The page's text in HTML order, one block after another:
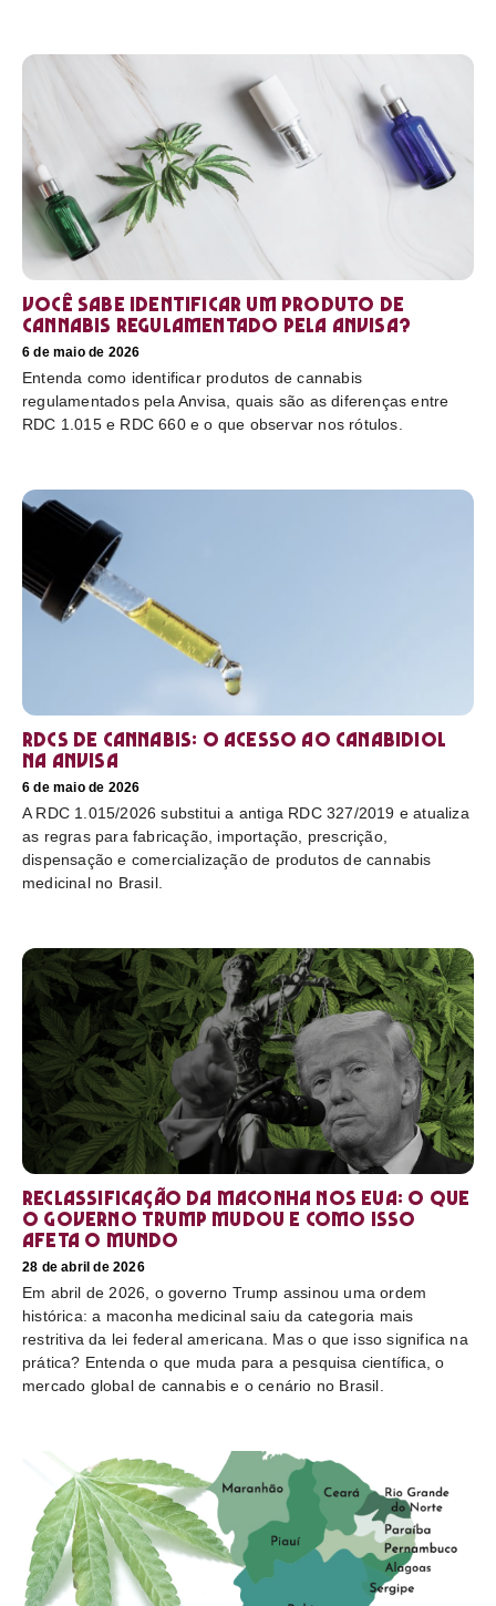
Você sabe identificar um produto de
cannabis regulamentado pela Anvisa?
6 de maio de 2026
Entenda como identificar produtos de cannabis
regulamentados pela Anvisa, quais são as diferenças entre
RDC 1.015 e RDC 660 e o que observar nos rótulos.
RDCs de cannabis: o acesso ao canabidiol
na Anvisa
6 de maio de 2026
A RDC 1.015/2026 substitui a antiga RDC 327/2019 e atualiza
as regras para fabricação, importação, prescrição,
dispensação e comercialização de produtos de cannabis
medicinal no Brasil.
Reclassificação da maconha nos EUA: o que
o governo Trump mudou e como isso
afeta o mundo
28 de abril de 2026
Em abril de 2026, o governo Trump assinou uma ordem
histórica: a maconha medicinal saiu da categoria mais
restritiva da lei federal americana. Mas o que isso significa na
prática? Entenda o que muda para a pesquisa científica, o
mercado global de cannabis e o cenário no Brasil.